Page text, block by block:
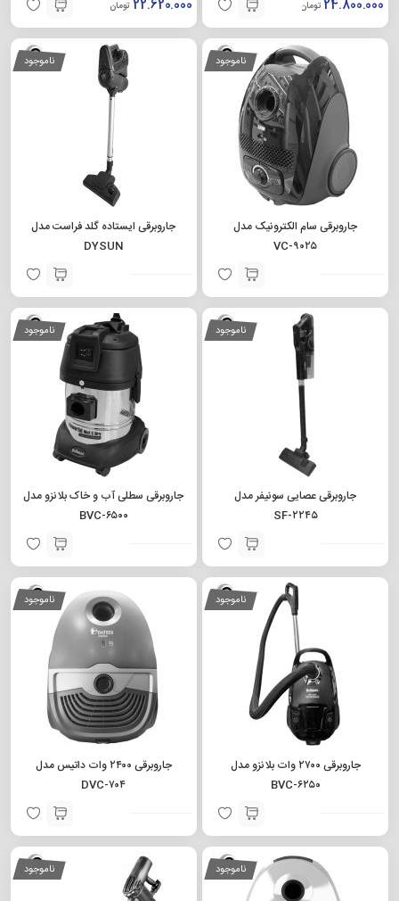
24.800.000 تومان 22.620.000 تومان
ناموجود
جاروبرقی سام الکترونیک مدل
VC-۹۰۲۵
ناموجود
جاروبرقی ایستاده گلد فراست مدل
DYSUN
ناموجود
جاروبرقی عصایی سونیفر مدل
SF-۲۲۴۵
ناموجود
جاروبرقی سطلی آب و خاک بلانزو مدل
BVC-۶۵۰۰
ناموجود
جاروبرقی ۲۷۰۰ وات بلانزو مدل
BVC-۶۲۵۰
ناموجود
جاروبرقی ۲۴۰۰ وات داتیس مدل
DVC-۷۰۴
ناموجود ناموجود